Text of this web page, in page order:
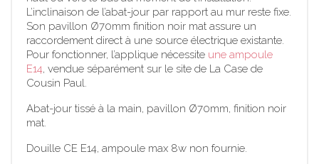
L’inclinaison de l’abat-jour par rapport au mur reste fixe.
Son pavillon Ø70mm finition noir mat assure un
raccordement direct à une source électrique existante.
Pour fonctionner, l’applique nécessite une ampoule
E14, vendue séparément sur le site de La Case de
Cousin Paul.
Abat-jour tissé à la main, pavillon Ø70mm, finition noir
mat.
Douille CE E14, ampoule max 8w non fournie.